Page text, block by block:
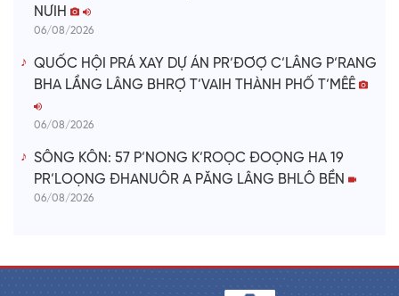
NƯIH
06/08/2026
QUỐC HỘI PRÁ XAY DỰ ÁN PR’ĐƠỢ C’LÂNG P’RANG
BHA LẦNG LÂNG BHRỢ T’VAIH THÀNH PHỐ T’MÊÊ
06/08/2026
SÔNG KÔN: 57 P’NONG K’ROỌC ĐOỌNG HA 19
PR’LOỌNG ĐHANUÔR A PĂNG LÂNG BHLÔ BỀN
06/08/2026